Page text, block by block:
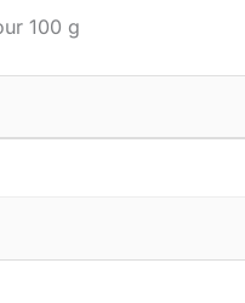
100 g